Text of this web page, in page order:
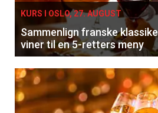
KURS I OSLO, 27. AUGUST
Sammenlign franske
viner til en 5-retters meny